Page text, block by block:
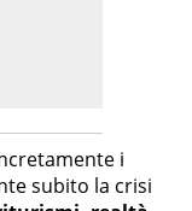
i
subito la crisi